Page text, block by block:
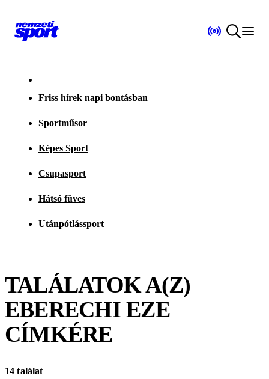
Friss hírek napi bontásban
Sportműsor
Képes Sport
Csupasport
Hátsó füves
Utánpótlássport
TALÁLATOK A(Z)
EBERECHI EZE
CÍMKÉRE
14 találat